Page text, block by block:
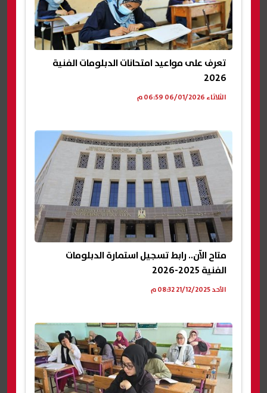
تعرف على مواعيد امتحانات الدبلومات الفنية
2026
الثلاثاء 06/01/2026 06:59 م
متاح الآن.. رابط تسجيل استمارة الدبلومات
الفنية 2025-2026
الأحد 21/12/2025 08:32 م